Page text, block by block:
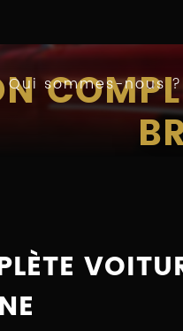
Qui sommes-nous ?